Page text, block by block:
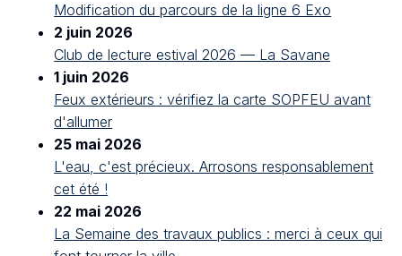
Modification du parcours de la ligne 6 Exo
2 juin 2026
Club de lecture estival 2026 — La Savane
1 juin 2026
Feux extérieurs : vérifiez la carte SOPFEU avant
d'allumer
25 mai 2026
L'eau, c'est précieux. Arrosons responsablement
cet été !
22 mai 2026
La Semaine des travaux publics : merci à ceux qui